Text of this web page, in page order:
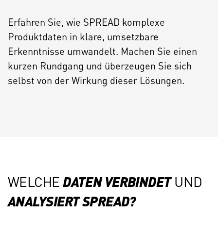
Erfahren Sie, wie SPREAD komplexe
Produktdaten in klare, umsetzbare
Erkenntnisse umwandelt. Machen Sie einen
kurzen Rundgang und überzeugen Sie sich
selbst von der Wirkung dieser Lösungen.
WELCHEDATEN VERBINDETUND
ANALYSIERT SPREAD?